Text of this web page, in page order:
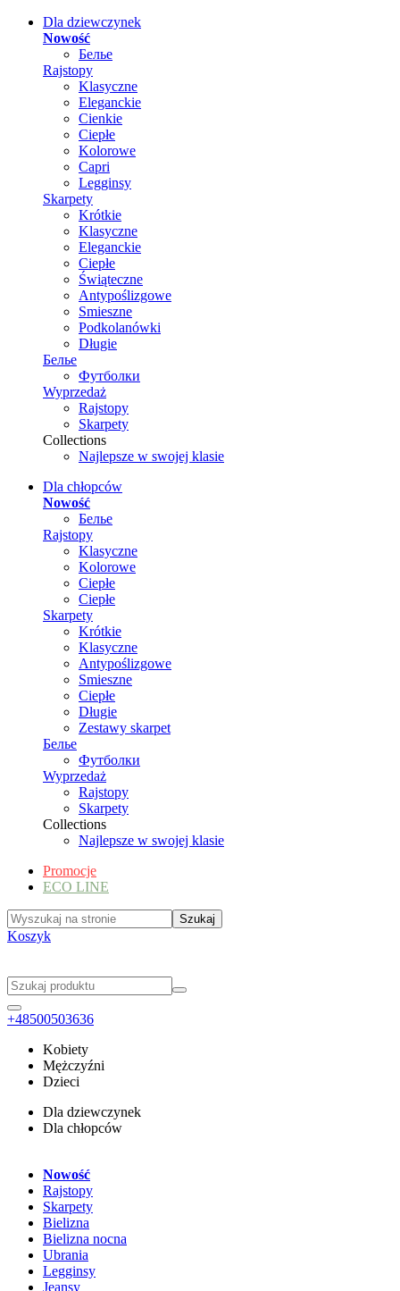
Dla dziewczynek
Nowość
Белье
Rajstopy
Klasyczne
Eleganckie
Cienkie
Ciepłe
Kolorowe
Capri
Legginsy
Skarpety
Krótkie
Klasyczne
Eleganckie
Ciepłe
Świąteczne
Antypoślizgowe
Smieszne
Podkolanówki
Długie
Белье
Футболки
Wyprzedaż
Rajstopy
Skarpety
Collections
Najlepsze w swojej klasie
Dla chłopców
Nowość
Белье
Rajstopy
Klasyczne
Kolorowe
Ciepłe
Ciepłe
Skarpety
Krótkie
Klasyczne
Antypoślizgowe
Smieszne
Ciepłe
Długie
Zestawy skarpet
Белье
Футболки
Wyprzedaż
Rajstopy
Skarpety
Collections
Najlepsze w swojej klasie
Promocje
ECO LINE
Koszyk
+48500503636
Kobiety
Mężczyźni
Dzieci
Dla dziewczynek
Dla chłopców
Nowość
Rajstopy
Skarpety
Bielizna
Bielizna nocna
Ubrania
Legginsy
Jeansy